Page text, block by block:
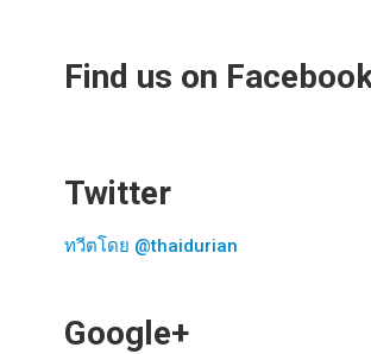
Find us on
Twitter
ทวีตโดย @thaidurian
Google+